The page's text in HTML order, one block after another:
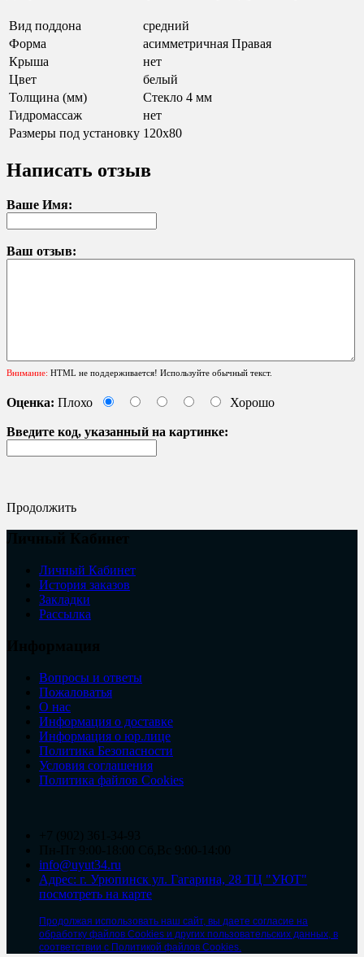
Вид поддона
средний
Форма
асимметричная Правая
Крыша
нет
Цвет
белый
Толщина (мм)
Стекло 4 мм
Гидромассаж
нет
Размеры под установку 120х80
Написать отзыв
Ваше Имя:
Ваш отзыв:
Внимание: HTML не поддерживается! Используйте обычный текст.
Оценка: Плохо Хорошо
Введите код, указанный на картинке:
Продолжить
Личный Кабинет
История заказов
Закладки
Рассылка
Вопросы и ответы
Пожаловатья
О нас
Информация о доставке
Информация о юр.лице
Политика Безопасности
Условия соглашения
Политика файлов Cookies
info@uyut34.ru
Адрес: г. Урюпинск ул. Гагарина, 28 ТЦ "УЮТ"
посмотреть на карте
Продолжая использовать наш сайт, вы даете согласие на
обработку файлов Cookies и других пользовательских данных, в
соответствии с Политикой файлов Cookies.